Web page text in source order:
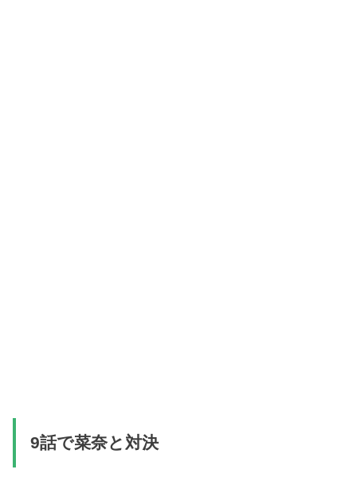
9話で菜奈と対決